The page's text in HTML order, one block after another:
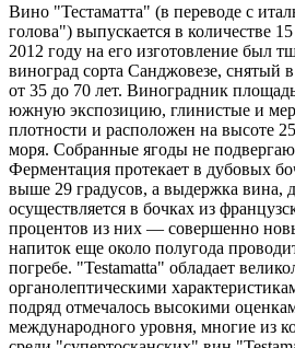
Вино "Тестаматта" (в переводе с
голова") выпускается в количестве
2012 году на его изготовление был
виноград сорта Санджовезе, снятый в
от 35 до 70 лет. Виноградник
южную экспозицию, глинистые и
плотности и расположен на высоте
моря. Собранные ягоды не
Ферментация протекает в дубовых
выше 29 градусов, а выдержка вина,
осуществляется в бочках из
процентов из них — совершенно
напиток еще около полугода
погребе. "Testamatta" обладает
органолептическими
подряд отмечалось высокими
международного уровня, многие из